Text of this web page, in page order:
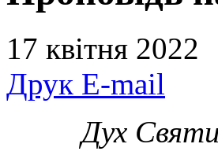
17 квітня 2022
Друк E-mail
Дух